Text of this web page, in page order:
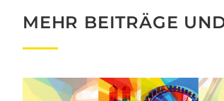
MEHR BEITRÄGE